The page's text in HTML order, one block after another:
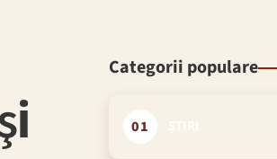
Categorii populare
01